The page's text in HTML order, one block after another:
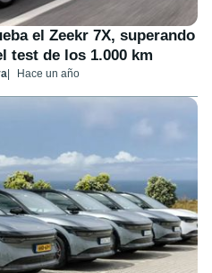
el Zeekr 7X, superando
test de los 1.000 km
Hace un año